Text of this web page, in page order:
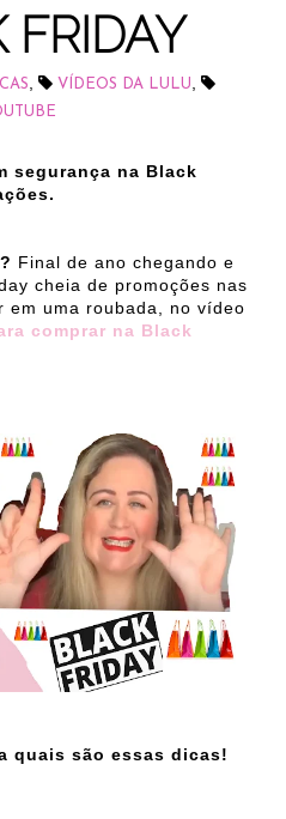
FRIDAY
, VÍDEOS DA LULU,
segurança na Black
Final de ano chegando e
cheia de promoções nas
em uma roubada, no vídeo
comprar na Black
quais são essas dicas!